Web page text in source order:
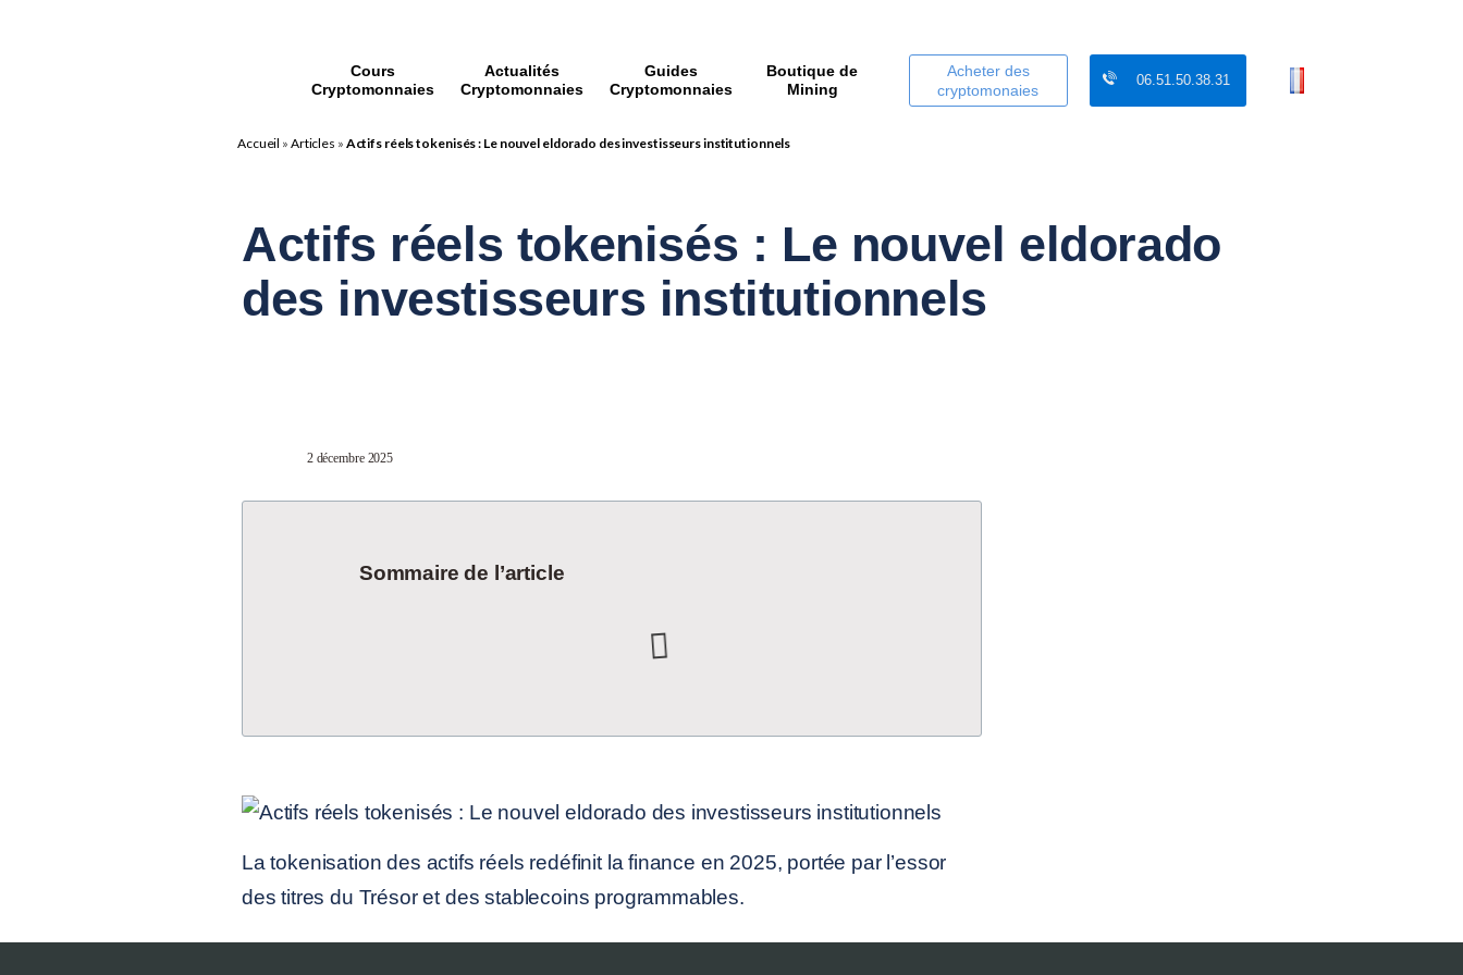
Cours
Cryptomonnaies
Actualités
Cryptomonnaies
Guides
Cryptomonnaies
Boutique de
Mining
Acheter des
cryptomonaies
06.51.50.38.31
Accueil » Articles » Actifs réels tokenisés : Le nouvel eldorado des investisseurs institutionnels
Actifs réels tokenisés : Le nouvel eldorado
des investisseurs institutionnels
2 décembre 2025
Sommaire de l’article
La tokenisation des actifs réels redéfinit la finance en 2025, portée par l’essor
des titres du Trésor et des stablecoins programmables.